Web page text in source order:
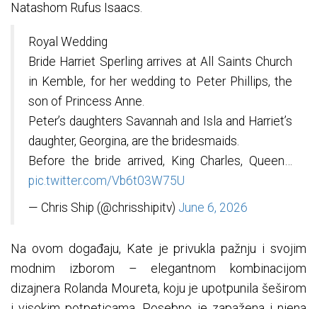
Natashom Rufus Isaacs.
Royal Wedding
Bride Harriet Sperling arrives at All Saints Church
in Kemble, for her wedding to Peter Phillips, the
son of Princess Anne.
Peter’s daughters Savannah and Isla and Harriet’s
daughter, Georgina, are the bridesmaids.
Before the bride arrived, King Charles, Queen…
pic.twitter.com/Vb6t03W75U
— Chris Ship (@chrisshipitv) June 6, 2026
Na ovom događaju, Kate je privukla pažnju i svojim
modnim izborom – elegantnom kombinacijom
dizajnera Rolanda Moureta, koju je upotpunila šeširom